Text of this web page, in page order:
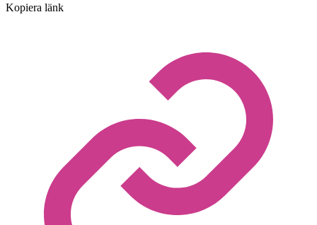
Kopiera länk